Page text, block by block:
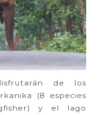
de los
(8 especies
y el lago